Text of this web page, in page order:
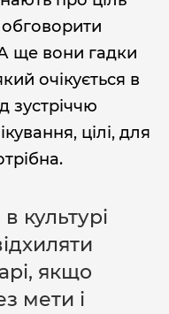
обговорити
ще вони гадки
очікується в
зустріччю
цілі, для
культурі
якщо
мети і